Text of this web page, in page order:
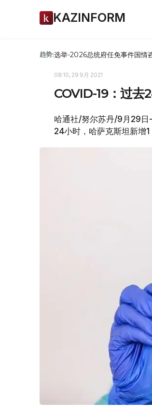
KAZINFORM
趋势:选举-2026总统府任免事件国情
08:10, 29 9月 2021
COVID-19：过去
哈通社/努尔苏丹/9月29
24小时，哈萨克斯坦新增